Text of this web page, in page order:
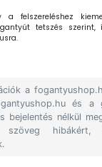
a felszereléshez
tetszés szerint,
a
és a
bejelentés nélkül
szöveg hibákért,